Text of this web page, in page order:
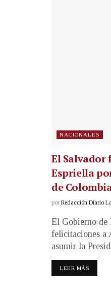
NACIONALES
El Salvador
Espriella
de
por Redacción Diario
El Gobierno de
felicitaciones a
asumir la
LEER MÁS